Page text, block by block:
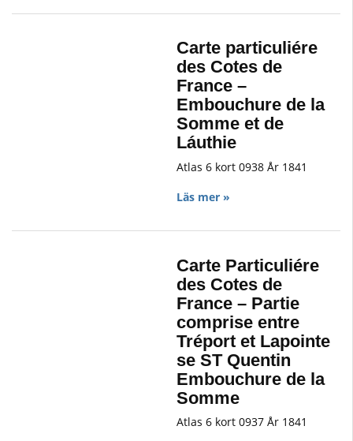
Carte particuliére
des Cotes de
France –
Embouchure de la
Somme et de
Láuthie
Atlas 6 kort 0938 År 1841
Läs mer »
Carte Particuliére
des Cotes de
France – Partie
comprise entre
Tréport et Lapointe
se ST Quentin
Embouchure de la
Somme
Atlas 6 kort 0937 År 1841